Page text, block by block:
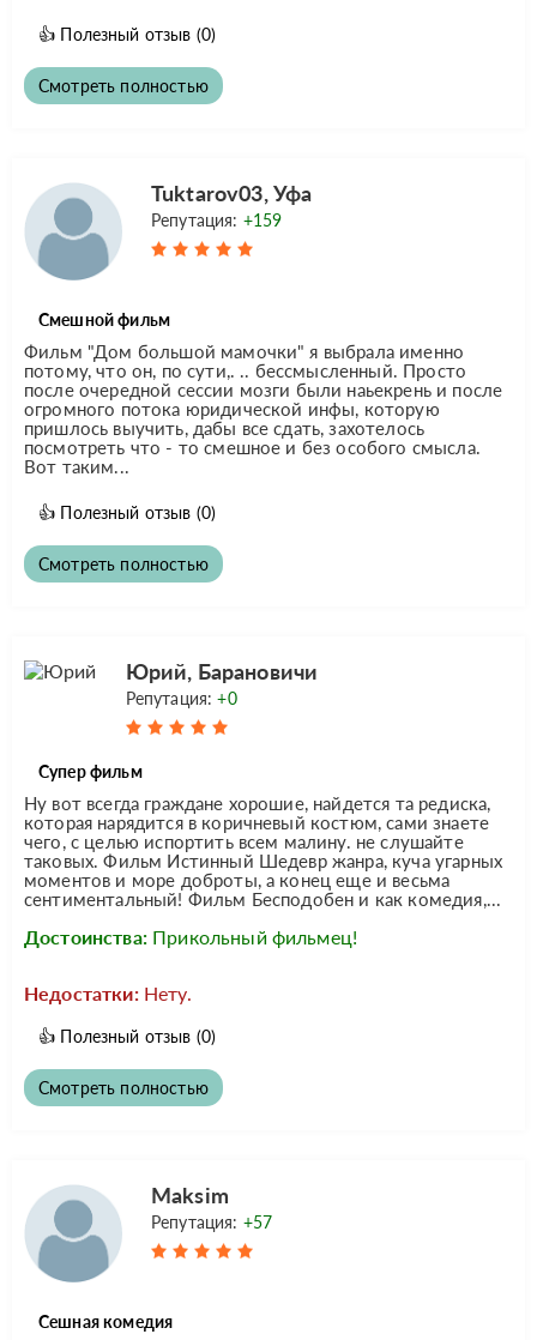
👍 Полезный отзыв (0)
Смотреть полностью
Tuktarov03, Уфа
Репутация: +159
Смешной фильм
Фильм "Дом большой мамочки" я выбрала именно
потому, что он, по сути,. .. бессмысленный. Просто
после очередной сессии мозги были наьекрень и после
огромного потока юридической инфы, которую
пришлось выучить, дабы все сдать, захотелось
посмотреть что - то смешное и без особого смысла.
Вот таким...
👍 Полезный отзыв (0)
Смотреть полностью
Юрий, Барановичи
Репутация:+0
Супер фильм
Ну вот всегда граждане хорошие, найдется та редиска,
которая нарядится в коричневый костюм, сами знаете
чего, с целью испортить всем малину. не слушайте
таковых. Фильм Истинный Шедевр жанра, куча угарных
моментов и море доброты, а конец еще и весьма
сентиментальный! Фильм Бесподобен и как комедия,...
Достоинства: Прикольный фильмец!
Недостатки: Нету.
👍 Полезный отзыв (0)
Смотреть полностью
Maksim
Репутация: +57
Сешная комедия